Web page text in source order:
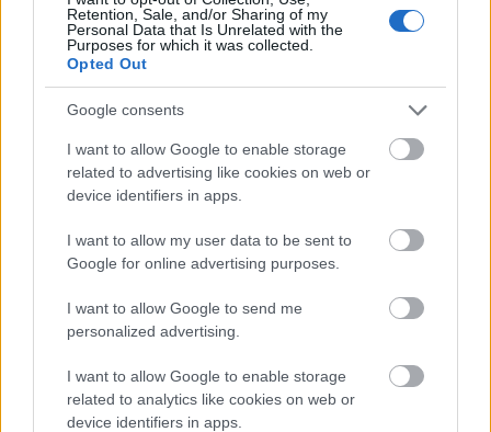
Retention, Sale, and/or Sharing of my
Personal Data that Is Unrelated with the
Purposes for which it was collected.
Opted Out
Google consents
I want to allow Google to enable storage
related to advertising like cookies on web or
device identifiers in apps.
I want to allow my user data to be sent to
Google for online advertising purposes.
I want to allow Google to send me
personalized advertising.
I want to allow Google to enable storage
related to analytics like cookies on web or
device identifiers in apps.
Látlelet a hazai víziközművekről? Egyetlen, fél
évszázados vezetéken múlt Bicske vízellátása